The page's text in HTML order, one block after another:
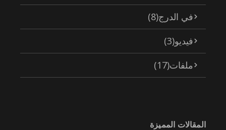
في الدرج(8)
فيديو(3)
ملفات(17)
المقالات المميزة